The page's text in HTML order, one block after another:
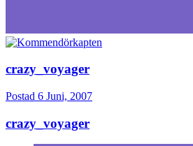
crazy_voyager
Postad 6 Juni, 2007
crazy_voyager